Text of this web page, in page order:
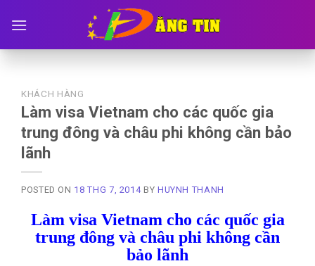
KHÁCH HÀNG
Làm visa Vietnam cho các quốc gia
trung đông và châu phi không cần bảo
lãnh
POSTED ON 18 THG 7, 2014BY HUYNH THANH
Làm visa Vietnam cho các quốc gia
trung đông và châu phi không cần
bảo lãnh